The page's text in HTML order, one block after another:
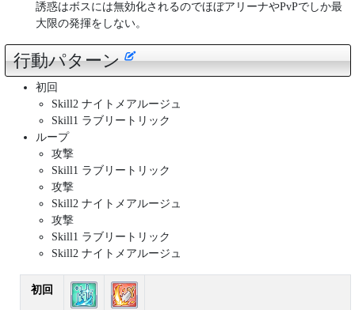
誘惑はボスには無効化されるのでほぼアリーナやPvPでしか最
大限の発揮をしない。
行動パターン
初回
Skill2 ナイトメアルージュ
Skill1 ラブリートリック
ループ
攻撃
Skill1 ラブリートリック
攻撃
Skill2 ナイトメアルージュ
攻撃
Skill1 ラブリートリック
Skill2 ナイトメアルージュ
初回